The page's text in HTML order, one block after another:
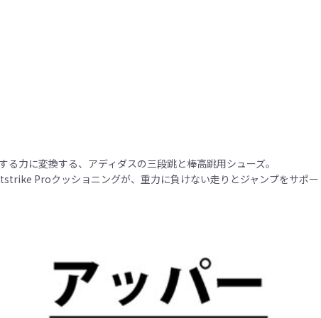
力に変換する、アディダスの三段跳と棒高跳用シューズ。
Proクッショニングが、重力に負けない走りとジャンプをサポ